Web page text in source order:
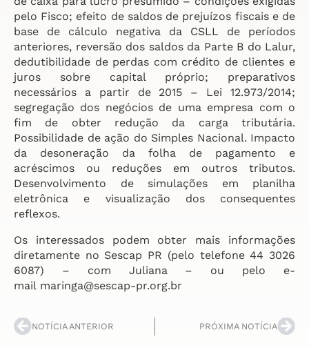
pelo Fisco; efeito de saldos de prejuízos fiscais e de
base de cálculo negativa da CSLL de períodos
anteriores, reversão dos saldos da Parte B do Lalur,
dedutibilidade de perdas com crédito de clientes e
juros sobre capital próprio; preparativos
necessários a partir de 2015 – Lei 12.973/2014;
segregação dos negócios de uma empresa com o
fim de obter redução da carga tributária.
Possibilidade de ação do Simples Nacional. Impacto
da desoneração da folha de pagamento e
acréscimos ou reduções em outros tributos.
Desenvolvimento de simulações em planilha
eletrônica e visualização dos consequentes
reflexos.
Os interessados podem obter mais informações
diretamente no Sescap PR (pelo telefone 44 3026
6087) – com Juliana – ou pelo e-
mail maringa@sescap-pr.org.br
NOTÍCIA ANTERIOR PRÓXIMA NOTÍCIA